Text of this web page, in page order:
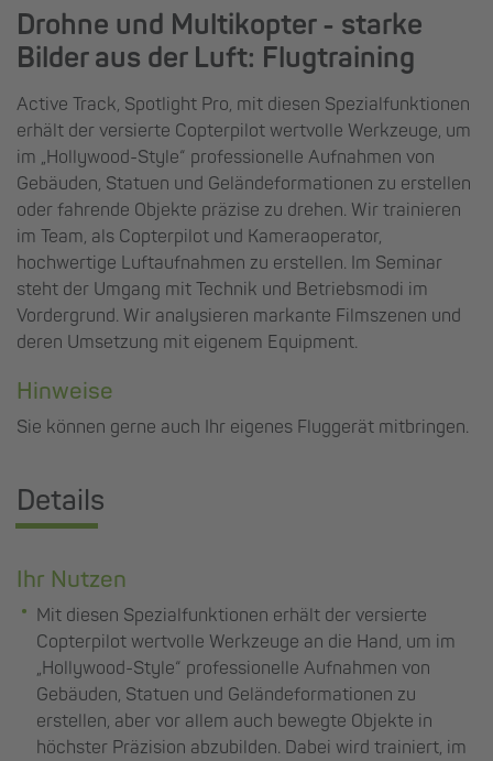
Drohne und Multikopter - starke
Bilder aus der Luft: Flugtraining
Active Track, Spotlight Pro, mit diesen Spezialfunktionen
erhält der versierte Copterpilot wertvolle Werkzeuge, um
im „Hollywood-Style“ professionelle Aufnahmen von
Gebäuden, Statuen und Geländeformationen zu erstellen
oder fahrende Objekte präzise zu drehen. Wir trainieren
im Team, als Copterpilot und Kameraoperator,
hochwertige Luftaufnahmen zu erstellen. Im Seminar
steht der Umgang mit Technik und Betriebsmodi im
Vordergrund. Wir analysieren markante Filmszenen und
deren Umsetzung mit eigenem Equipment.
Hinweise
Sie können gerne auch Ihr eigenes Fluggerät mitbringen.
Details
Ihr Nutzen
Mit diesen Spezialfunktionen erhält der versierte
Copterpilot wertvolle Werkzeuge an die Hand, um im
„Hollywood-Style“ professionelle Aufnahmen von
Gebäuden, Statuen und Geländeformationen zu
erstellen, aber vor allem auch bewegte Objekte in
höchster Präzision abzubilden. Dabei wird trainiert, im